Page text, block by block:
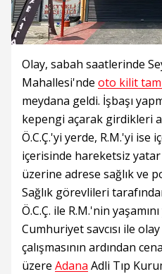
Olay, sabah saatlerinde
Mahallesi'nde oto kilit
meydana geldi. İşbaşı
kepengi açarak girdikleri
Ö.C.Ç.'yi yerde, R.M.'yi
içerisinde hareketsiz
üzerine adrese sağlık ve
Sağlık görevlileri
Ö.C.Ç. ile R.M.'nin
Cumhuriyet savcısı ile
çalışmasının ardından
üzere Adana Adli Tıp